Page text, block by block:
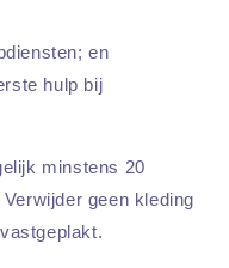
en
hulp bij
minstens 20
geen kleding